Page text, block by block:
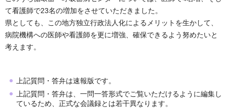
て看護師で23名の増加をさせていただきました。
県としても、この地方独立行政法人化によるメリットを生かして、
病院機構への医師や看護師を更に増強、確保できるよう努めたいと
考えます。
上記質問・答弁は速報版です。
上記質問・答弁は、一問一答形式でご覧いただけるように編集し
ているため、正式な会議録とは若干異なります。